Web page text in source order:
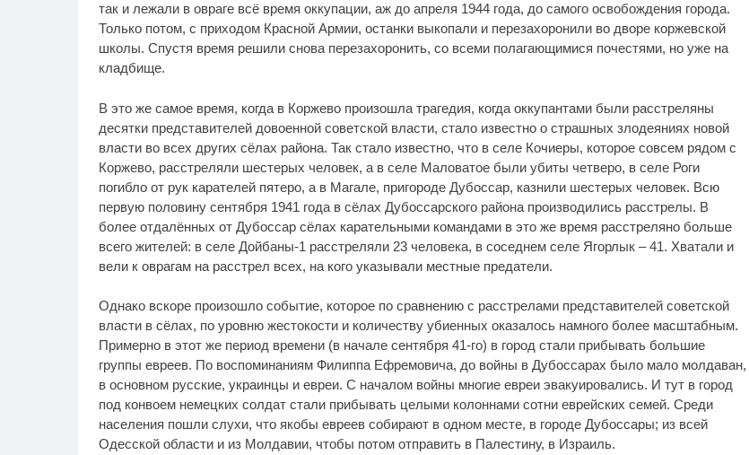
так и лежали в овраге всё время оккупации, аж до апреля 1944 года, до самого освобождения города.
Только потом, с приходом Красной Армии, останки выкопали и перезахоронили во дворе коржевской
школы. Спустя время решили снова перезахоронить, со всеми полагающимися почестями, но уже на
кладбище.
В это же самое время, когда в Коржево произошла трагедия, когда оккупантами были расстреляны
десятки представителей довоенной советской власти, стало известно о страшных злодеяниях новой
власти во всех других сёлах района. Так стало известно, что в селе Кочиеры, которое совсем рядом с
Коржево, расстреляли шестерых человек, а в селе Маловатое были убиты четверо, в селе Роги
погибло от рук карателей пятеро, а в Магале, пригороде Дубоссар, казнили шестерых человек. Всю
первую половину сентября 1941 года в сёлах Дубоссарского района производились расстрелы. В
более отдалённых от Дубоссар сёлах карательными командами в это же время расстреляно больше
всего жителей: в селе Дойбаны-1 расстреляли 23 человека, в соседнем селе Ягорлык – 41. Хватали и
вели к оврагам на расстрел всех, на кого указывали местные предатели.
Однако вскоре произошло событие, которое по сравнению с расстрелами представителей советской
власти в сёлах, по уровню жестокости и количеству убиенных оказалось намного более масштабным.
Примерно в этот же период времени (в начале сентября 41-го) в город стали прибывать большие
группы евреев. По воспоминаниям Филиппа Ефремовича, до войны в Дубоссарах было мало молдаван,
в основном русские, украинцы и евреи. С началом войны многие евреи эвакуировались. И тут в город
под конвоем немецких солдат стали прибывать целыми колоннами сотни еврейских семей. Среди
населения пошли слухи, что якобы евреев собирают в одном месте, в городе Дубоссары; из всей
Одесской области и из Молдавии, чтобы потом отправить в Палестину, в Израиль.